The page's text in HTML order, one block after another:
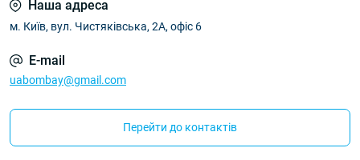
Наша адреса
м. Київ, вул. Чистяківська, 2А, офіс 6
E-mail
uabombay@gmail.com
Перейти до контактів